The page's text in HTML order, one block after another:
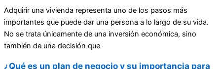
Adquirir una vivienda representa uno de los pasos más
importantes que puede dar una persona a lo largo de su vida.
No se trata únicamente de una inversión económica, sino
también de una decisión que
¿Qué es un plan de negocio y su importancia para